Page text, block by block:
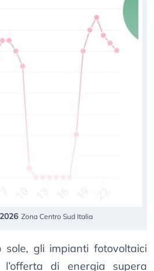
Zona Centro Sud Italia
sole, gli impianti fotovoltaici
di energia supera